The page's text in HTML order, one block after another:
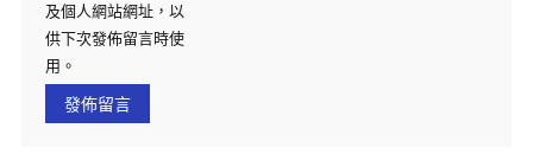
及個人網站網址，以
供下次發佈留言時使
用。